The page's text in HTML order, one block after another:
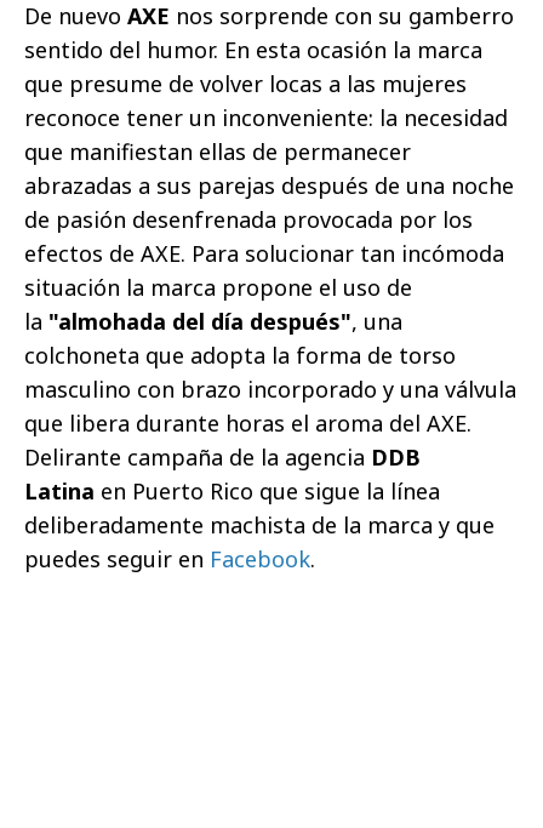
De nuevo AXE nos sorprende con su gamberro
sentido del humor. En esta ocasión la marca
que presume de volver locas a las mujeres
reconoce tener un inconveniente: la necesidad
que manifiestan ellas de permanecer
abrazadas a sus parejas después de una noche
de pasión desenfrenada provocada por los
efectos de AXE. Para solucionar tan incómoda
situación la marca propone el uso de
la "almohada del día después", una
colchoneta que adopta la forma de torso
masculino con brazo incorporado y una válvula
que libera durante horas el aroma del AXE.
Delirante campaña de la agencia DDB
Latina en Puerto Rico que sigue la línea
deliberadamente machista de la marca y que
puedes seguir en Facebook.